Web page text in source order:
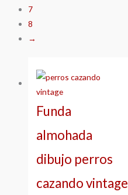
7
8
→
Funda
almohada
dibujo perros
cazando vintage